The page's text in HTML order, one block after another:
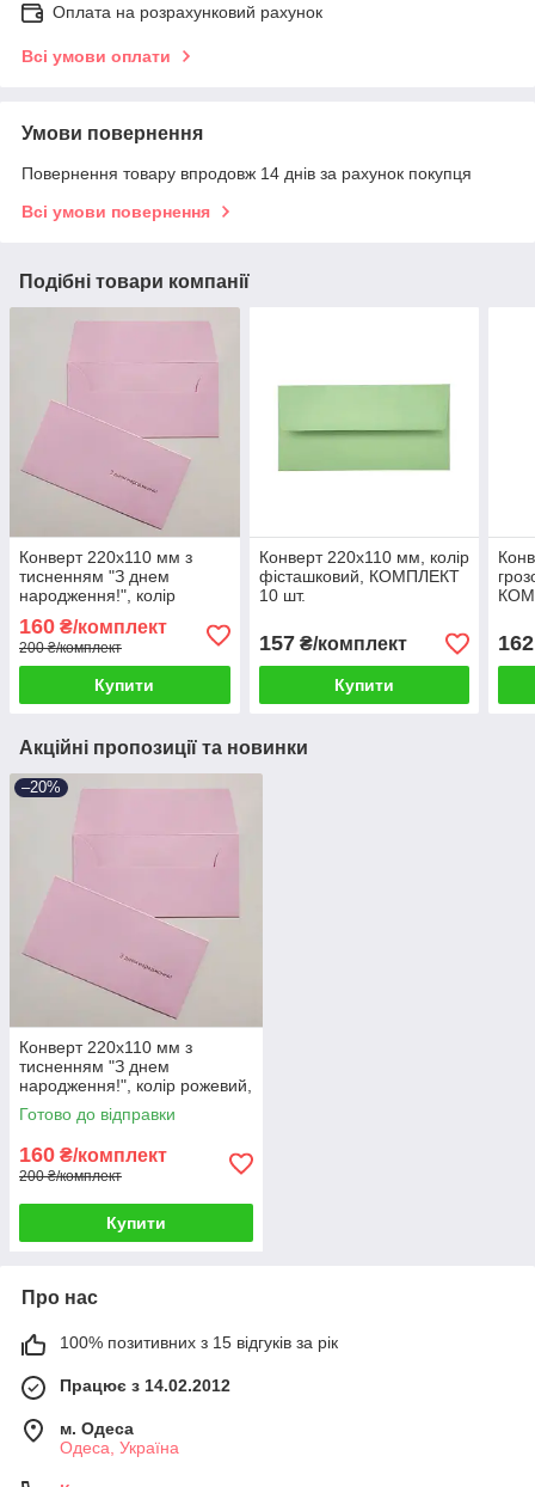
Оплата на розрахунковий рахунок
Всі умови оплати
Умови повернення
Повернення товару впродовж 14 днів за рахунок покупця
Всі умови повернення
Подібні товари компанії
Конверт 220x110 мм з
тисненням "З днем
народження!", колір
рожевий, КОМПЛЕКТ 10
шт.
160 ₴/комплект
200 ₴/комплект
Купити
Конверт 220x110 мм, колір
фісташковий, КОМПЛЕКТ
10 шт.
157₴/комплект
Купити
162
Акційні пропозиції та новинки
–20%
Конверт 220x110 мм з
тисненням "З днем
народження!", колір рожевий,
КОМПЛЕКТ 10 шт.
Готово до відправки
160 ₴/комплект
200 ₴/комплект
Купити
Про нас
100% позитивних з 15 відгуків за рік
Працює з 14.02.2012
м. Одеса
Одеса, Україна